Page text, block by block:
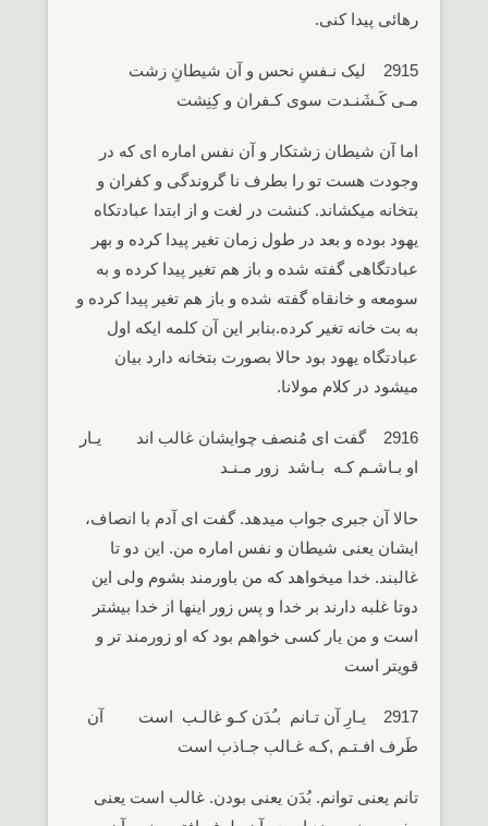
رهائی پیدا کنی.
2915 لیک نـفسِ نحس و آن شیطانِ زشت
مـی کَـشَنـدت سوی کـفران و کِنِشت
اما آن شیطان زشتکار و آن نفس اماره ای که در
وجودت هست تو را بطرف نا گروندگی و کفران و
بتخانه میکشاند. کنشت در لغت و از ابتدا عبادتکاه
یهود بوده و بعد در طول زمان تغیر پیدا کرده و بهر
عبادتگاهی گفته شده و باز هم تغیر پیدا کرده و به
سومعه و خانقاه گفته شده و باز هم تغیر پیدا کرده و
به بت خانه تغیر کرده.بنابر این آن کلمه ایکه اول
عبادتگاه یهود بود حالا بصورت بتخانه دارد بیان
میشود در کلام مولانا.
2916 گفت ای مُنصف چوایشان غالب اند یـار
او بـاشـم کـه بـاشد زور مـنـد
حالا آن جبری جواب میدهد. گفت ای آدم با انصاف،
ایشان یعنی شیطان و نفس اماره من. این دو تا
غالبند. خدا میخواهد که من باورمند بشوم ولی این
دوتا غلبه دارند بر خدا و پس زور اینها از خدا بیشتر
است و من یار کسی خواهم بود که او زورمند تر و
قویتر است
2917 یـارِ آن تـانم بـُدَن کـو غالـب است آن
طَرف افـتـم ,کـه غـالب جـاذب است
تانم یعنی توانم. بُدَن یعنی بودن. غالب است یعنی